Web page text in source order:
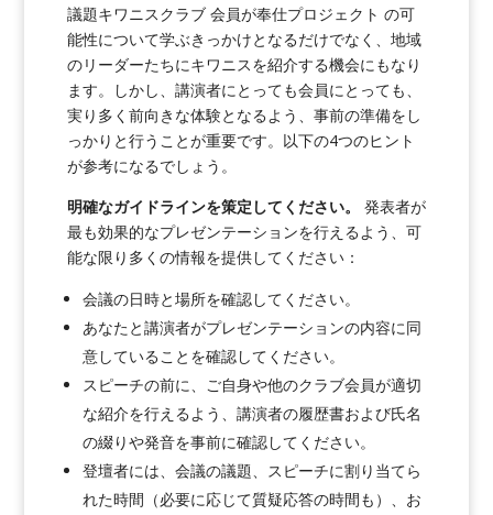
議題キワニスクラブ 会員が奉仕プロジェクト の可
能性について学ぶきっかけとなるだけでなく、地域
のリーダーたちにキワニスを紹介する機会にもなり
ます。しかし、講演者にとっても会員にとっても、
実り多く前向きな体験となるよう、事前の準備をし
っかりと行うことが重要です。以下の4つのヒント
が参考になるでしょう。
明確なガイドラインを策定してください。
発表者が
最も効果的なプレゼンテーションを行えるよう、可
能な限り多くの情報を提供してください：
会議の日時と場所を確認してください。
あなたと講演者がプレゼンテーションの内容に同
意していることを確認してください。
スピーチの前に、ご自身や他のクラブ会員が適切
な紹介を行えるよう、講演者の履歴書および氏名
の綴りや発音を事前に確認してください。
登壇者には、会議の議題、スピーチに割り当てら
れた時間（必要に応じて質疑応答の時間も）、お